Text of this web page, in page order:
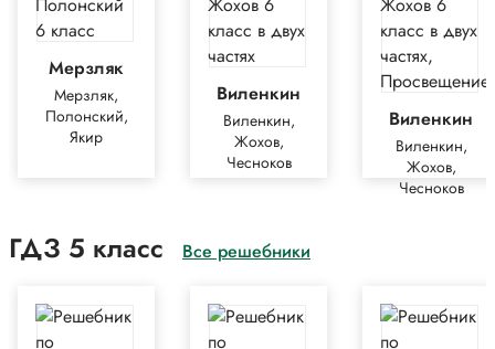
Мерзляк
Мерзляк,
Полонский,
Якир
Виленкин
Виленкин,
Жохов,
Чесноков
Виленкин
Виленкин,
Жохов,
Чесноков
ГДЗ 5 класс Все решебники